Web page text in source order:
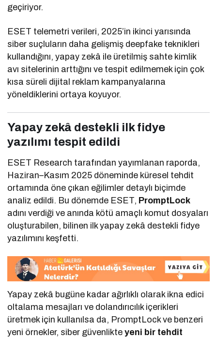
geçiriyor.
ESET telemetri verileri, 2025’in ikinci yarısında
siber suçluların daha gelişmiş deepfake teknikleri
kullandığını, yapay zekâ ile üretilmiş sahte kimlik
avı sitelerinin arttığını ve tespit edilmemek için çok
kısa süreli dijital reklam kampanyalarına
yöneldiklerini ortaya koyuyor.
Yapay zekâ destekli ilk fidye
yazılımı tespit edildi
ESET Research tarafından yayımlanan raporda,
Haziran–Kasım 2025 döneminde küresel tehdit
ortamında öne çıkan eğilimler detaylı biçimde
analiz edildi. Bu dönemde ESET, PromptLock
adını verdiği ve anında kötü amaçlı komut dosyaları
oluşturabilen, bilinen ilk yapay zekâ destekli fidye
yazılımını keşfetti.
Yapay zekâ bugüne kadar ağırlıklı olarak ikna edici
oltalama mesajları ve dolandırıcılık içerikleri
üretmek için kullanılsa da, PromptLock ve benzeri
yeni örnekler, siber güvenlikteyeni bir tehdit